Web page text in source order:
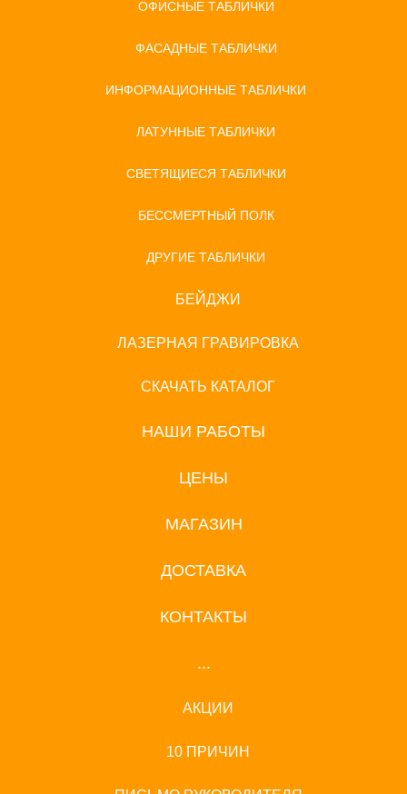
ОФИСНЫЕ ТАБЛИЧКИ
ФАСАДНЫЕ ТАБЛИЧКИ
ИНФОРМАЦИОННЫЕ ТАБЛИЧКИ
ЛАТУННЫЕ ТАБЛИЧКИ
СВЕТЯЩИЕСЯ ТАБЛИЧКИ
БЕССМЕРТНЫЙ ПОЛК
ДРУГИЕ ТАБЛИЧКИ
БЕЙДЖИ
ЛАЗЕРНАЯ ГРАВИРОВКА
СКАЧАТЬ КАТАЛОГ
НАШИ РАБОТЫ
ЦЕНЫ
МАГАЗИН
ДОСТАВКА
КОНТАКТЫ
...
АКЦИИ
10 ПРИЧИН